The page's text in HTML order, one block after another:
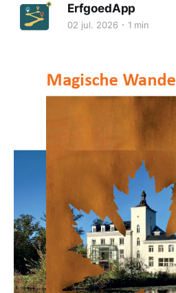
ErfgoedApp
02 jul. 2026 1 min